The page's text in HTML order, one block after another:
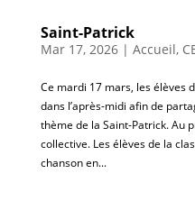
Saint-Patrick
Mar 17, 2026| Accueil,
Ce mardi 17 mars, les élèves
dans l’après-midi afin de
thème de la Saint-Patrick. Au
collective. Les élèves de la
chanson en...